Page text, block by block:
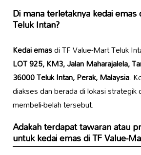
Di mana terletaknyakedai emas
Teluk Intan?
Kedai emasdi TF Value-Mart Teluk
LOT 925, KM3, Jalan Maharajalela,
36000 Teluk Intan, Perak, Malaysia.
diakses dan berada di lokasi strategik
membeli-belah tersebut.
Adakah terdapat tawaran atau
untukkedai emasdi TF Value-